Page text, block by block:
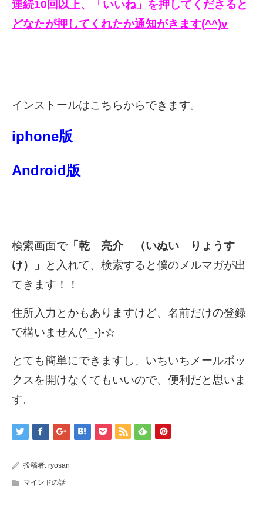
連続10回以上、「いいね」を押してくださると
どなたが押してくれたか通知がきます(^^)v
インストールはこちらからできます。
iphone版
Android版
検索画面で 「乾 亮介 （いぬい りょうす
け）」
と入れて、検索すると僕のメルマガが出
てきます！！
住所入力とかもありますけど、名前だけの登録
で構いません(^_-)-☆
とても簡単にできますし、いちいちメールボッ
クスを開けなくてもいいので、便利だと思いま
す。
投稿者: ryosan
マインドの話